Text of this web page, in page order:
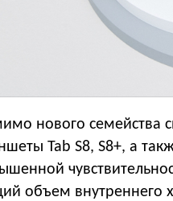
нового семейства
Tab S8, S8+, а
объем внутреннего